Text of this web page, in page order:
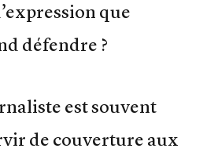
que
défendre ?
est souvent
de couverture aux